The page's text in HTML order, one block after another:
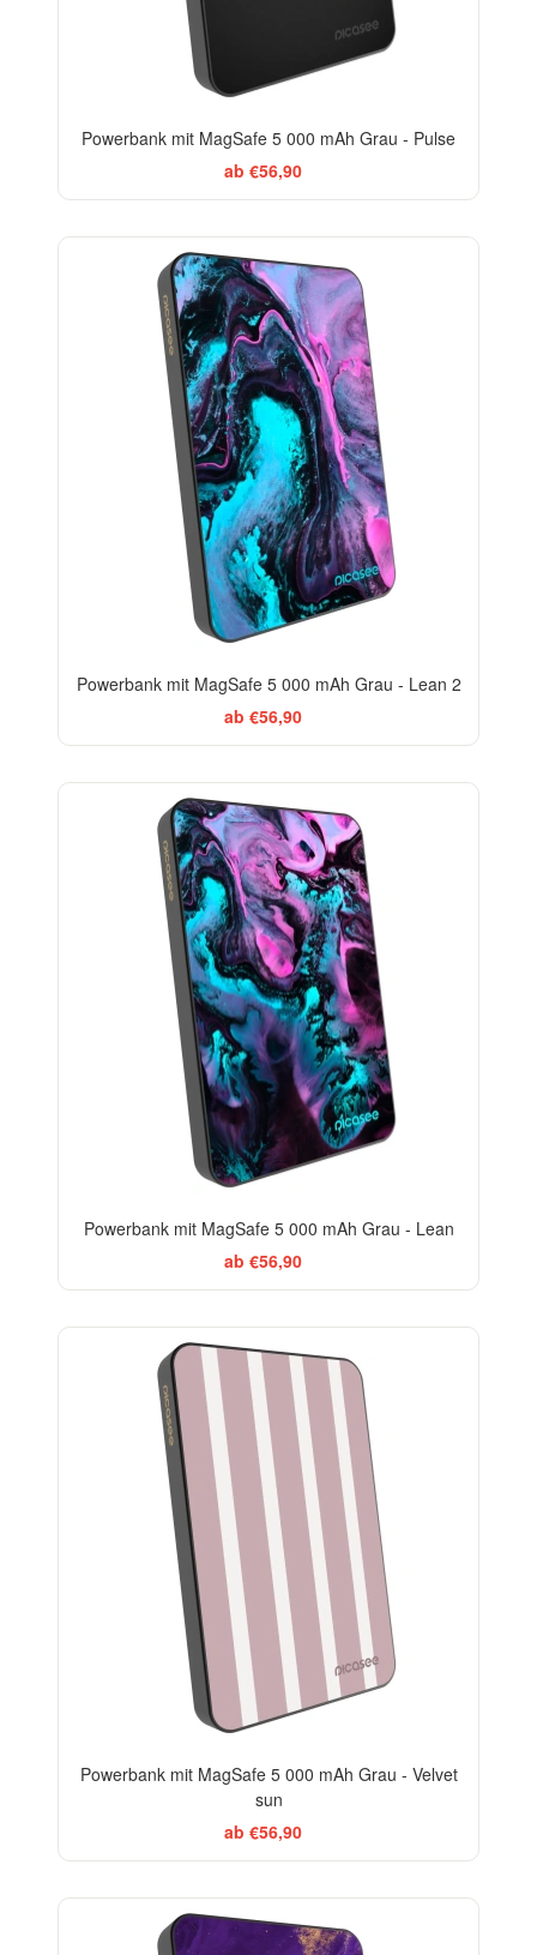
Powerbank mit MagSafe 5 000 mAh Grau - Pulse
ab €56,90
Powerbank mit MagSafe 5 000 mAh Grau - Lean 2
ab €56,90
Powerbank mit MagSafe 5 000 mAh Grau - Lean
ab €56,90
Powerbank mit MagSafe 5 000 mAh Grau - Velvet
sun
ab €56,90